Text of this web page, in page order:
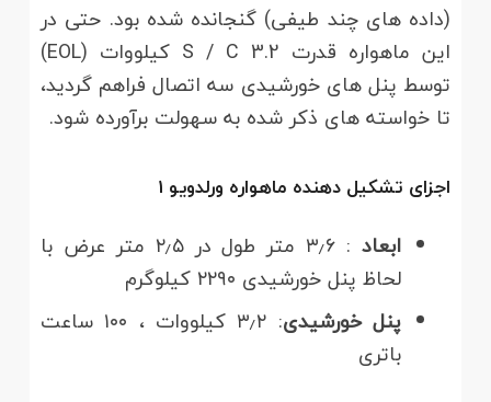
(داده های چند طیفی) گنجانده شده بود. حتی در
این ماهواره قدرت S / C 3.2 کیلووات (EOL)
توسط پنل های خورشیدی سه اتصال فراهم گردید،
تا خواسته های ذکر شده به سهولت برآورده شود.
اجزای تشکیل دهنده ماهواره ورلدویو
ابعاد
: ۳٫۶ متر طول در ۲٫۵ متر عرض با
لحاظ پنل خورشیدی ۲۲۹۰ کیلوگرم
پنل خورشیدی
: ۳٫۲ کیلووات ، ۱۰۰ ساعت
باتری